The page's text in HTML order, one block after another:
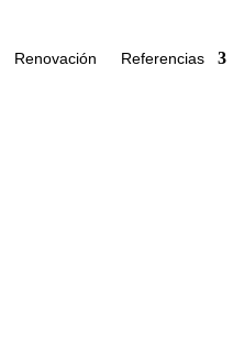
Renovación Referencias